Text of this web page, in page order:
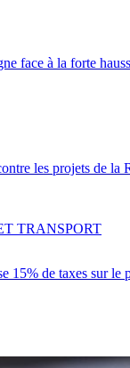
face à la forte
les projets de la
15% de taxes sur le
TRANSPORT